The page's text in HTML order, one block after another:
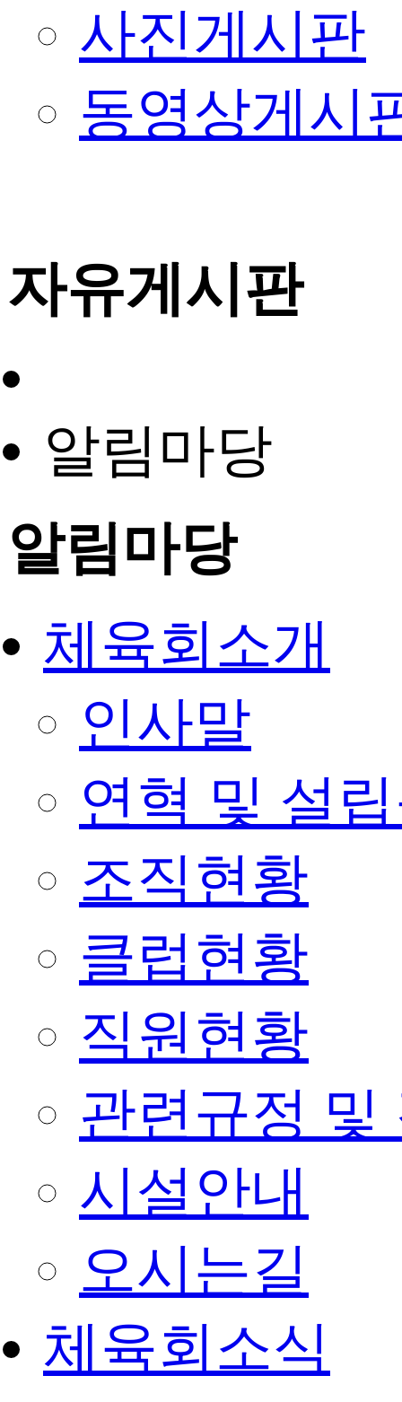
사진게시판
동영상게시
자유게시판
알림마당
알림마당
체육회소개
인사말
연혁 및 설
조직현황
클럽현황
직원현황
관련규정 및
시설안내
오시는길
체육회소식